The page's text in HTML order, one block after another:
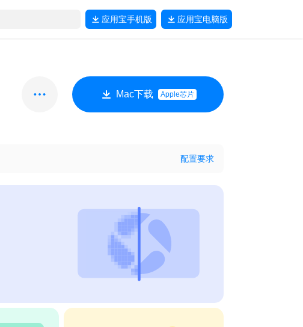
应用宝手机版 应用宝电脑版
Mac下载 Apple芯片
配置要求